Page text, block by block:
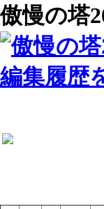
傲慢の塔
編集履歴